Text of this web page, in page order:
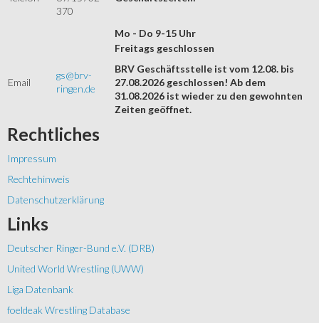
370
Mo - Do 9-15 Uhr
Email
gs@brv-
ringen.de
Freitags geschlossen
BRV Geschäftsstelle ist vom 12.08. bis
27.08.2026 geschlossen! Ab dem
31.08.2026 ist wieder zu den gewohnten
Zeiten geöffnet.
Rechtliches
Impressum
Rechtehinweis
Datenschutzerklärung
Links
Deutscher Ringer-Bund e.V. (DRB)
United World Wrestling (UWW)
Liga Datenbank
foeldeak Wrestling Database